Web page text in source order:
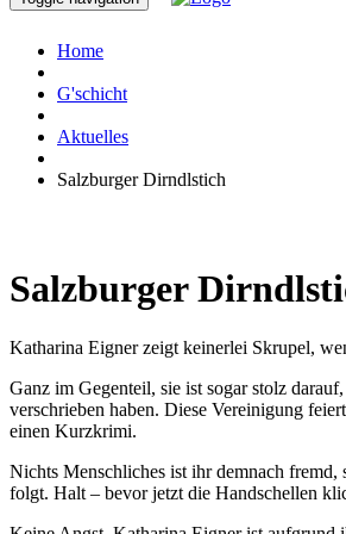
Home
G'schicht
Aktuelles
Salzburger Dirndlstich
Salzburger
Katharina Eigner zeigt keinerlei Skrupel,
Ganz im Gegenteil, sie ist sogar stolz
verschrieben haben. Diese Vereinigung
einen Kurzkrimi.
Nichts Menschliches ist ihr demnach fremd,
folgt. Halt – bevor jetzt die Handschellen